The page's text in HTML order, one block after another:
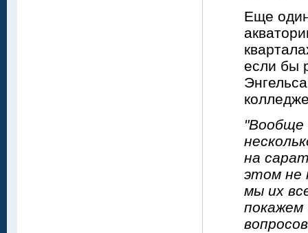
Еще
если бы
"Вообще
на
этом не
мы их
покажем